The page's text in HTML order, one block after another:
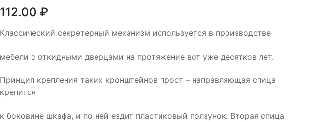
112.00 ₽
Классический секретерный механизм используется в производстве
мебели с откидными дверцами на протяжение вот уже десятков лет.
Принцип крепления таких кронштейнов прост – направляющая спица
крепится
к боковине шкафа, и по ней ездит пластиковый ползунок. Вторая спица